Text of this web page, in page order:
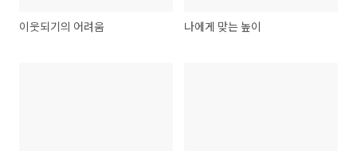
이웃되기의 어려움 나에게 맞는 높이